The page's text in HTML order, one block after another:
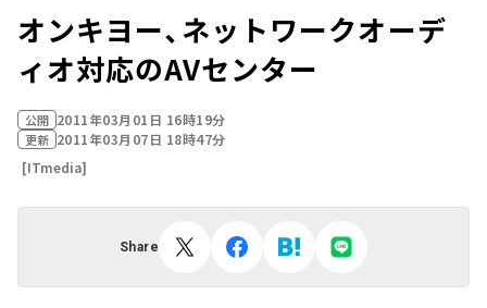
オンキヨー、ネットワークオーデ
ィオ対応のAVセンター
公開 2011年03月01日 16時19分
更新 2011年03月07日 18時47分
[ITmedia]
Share